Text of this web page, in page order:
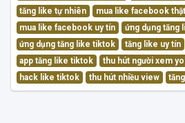
tăng like tự nhiên
mua like facebook thật
mua like facebook uy tín
ứng dụng tăng
ứng dụng tăng like tiktok
tăng like uy tín
app tăng like tiktok
thu hút người xem
hack like tiktok
thu hút nhiều view